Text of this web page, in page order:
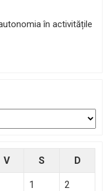
în activitățile
V S D
1 2